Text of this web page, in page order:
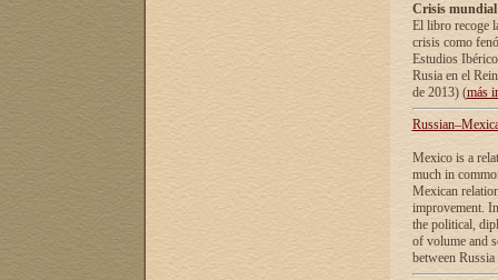
Crisis
El libro recoge
crisis como
Estudios
Rusia en el
de 2013) (más
Mexico is a
much in
Mexican
improvement.
the political,
of volume and
between